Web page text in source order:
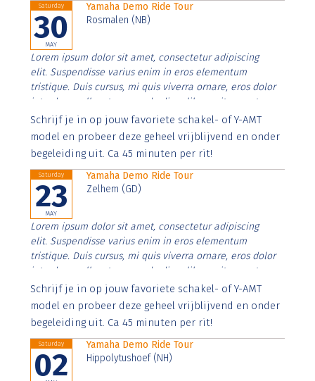
Saturday
30
MAY
Yamaha Demo Ride Tour
Rosmalen (NB)
Lorem ipsum dolor sit amet, consectetur adipiscing
elit. Suspendisse varius enim in eros elementum
tristique. Duis cursus, mi quis viverra ornare, eros dolor
interdum nulla, ut commodo diam libero vitae erat.
Aenean faucibus nibh et justo cursus id rutrum lorem
imperdiet. Nunc ut sem vitae risus tristique posuere.
Schrijf je in op jouw favoriete schakel- of Y-AMT
model en probeer deze geheel vrijblijvend en onder
begeleiding uit. Ca 45 minuten per rit!
Saturday
23
MAY
Yamaha Demo Ride Tour
Zelhem (GD)
Lorem ipsum dolor sit amet, consectetur adipiscing
elit. Suspendisse varius enim in eros elementum
tristique. Duis cursus, mi quis viverra ornare, eros dolor
interdum nulla, ut commodo diam libero vitae erat.
Aenean faucibus nibh et justo cursus id rutrum lorem
imperdiet. Nunc ut sem vitae risus tristique posuere.
Schrijf je in op jouw favoriete schakel- of Y-AMT
model en probeer deze geheel vrijblijvend en onder
begeleiding uit. Ca 45 minuten per rit!
Saturday
02
Yamaha Demo Ride Tour
Hippolytushoef (NH)